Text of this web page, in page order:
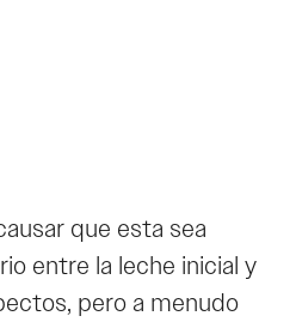
que esta sea
entre la leche inicial y
pero a menudo